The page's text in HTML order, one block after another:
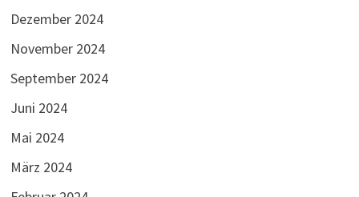
Dezember 2024
November 2024
September 2024
Juni 2024
Mai 2024
März 2024